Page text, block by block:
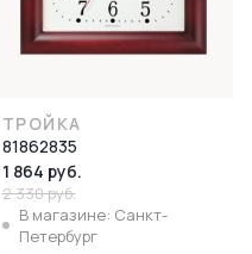
ТРОЙКА
81862835
1 864 руб.
2 330 руб.
В магазине: Санкт-
Петербург